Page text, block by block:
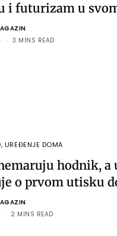
i futurizam u
3 MINS READ
, UREĐENJE DOMA
hodnik, a
o prvom utisku
2 MINS READ